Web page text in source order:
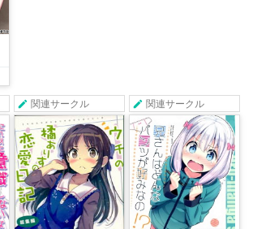
関連サークル 関連サークル